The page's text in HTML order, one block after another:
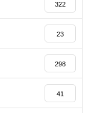
322
23
298
41